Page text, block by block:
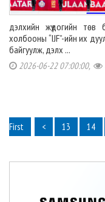
дэлхийн жүдогийн
холбооны “IJF”-ийн их
байгуулж, дэлх ...
2026-06-22 07:00:00,
First
< 13 14